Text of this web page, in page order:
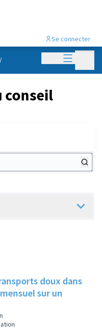
Menu
Se connecter
/
conseil
doux dans
sur un